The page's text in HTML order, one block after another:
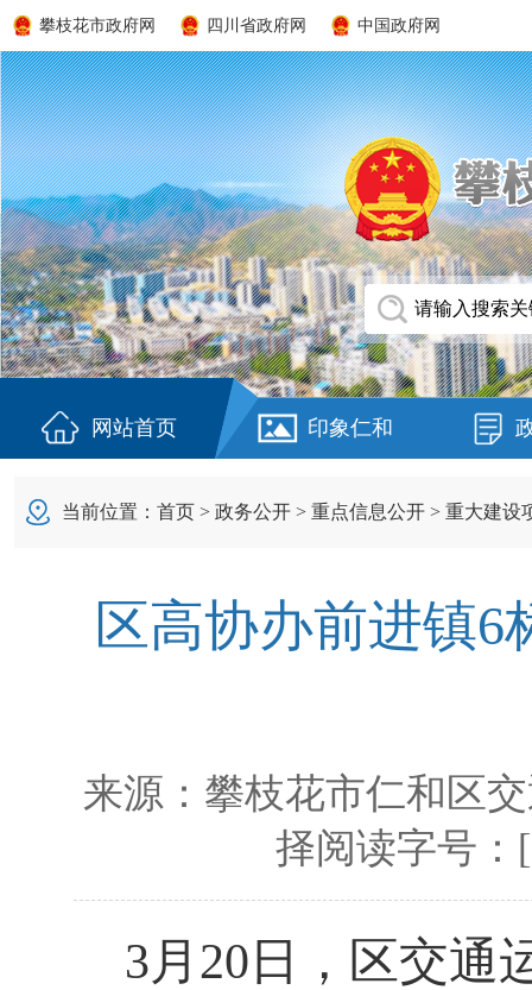
攀枝花市政府网 四川省政府网 中国政府网
网站首页 印象仁和
当前位置： 首页 > 政务公开 > 重点信息公开 > 重大建设
区高协办前进镇
来源： 攀枝花市仁和区
择阅读字号
3月 20 日，区交通